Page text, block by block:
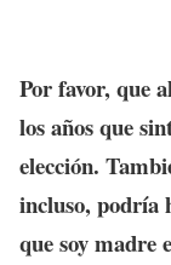
Por favor, que
los años que
elección.
incluso, podría
que soy madre